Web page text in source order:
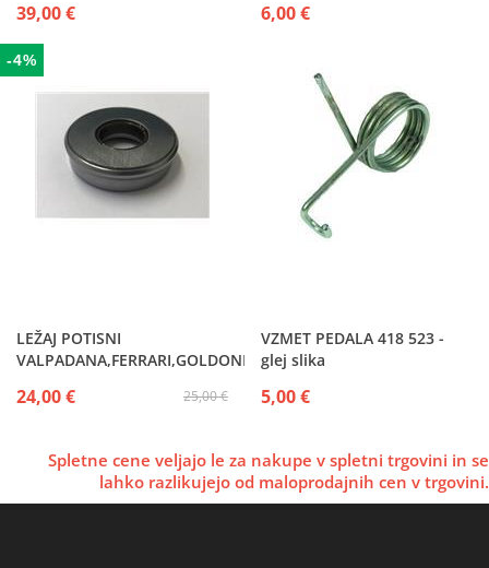
39,00 € 6,00 €
-4%
LEŽAJ POTISNI
VALPADANA,FERRARI,GOLDONI
25,00 €
24,00 €
VZMET PEDALA 418 523 -
glej slika
5,00 €
Spletne cene veljajo le za nakupe v spletni trgovini in se
lahko razlikujejo od maloprodajnih cen v trgovini.